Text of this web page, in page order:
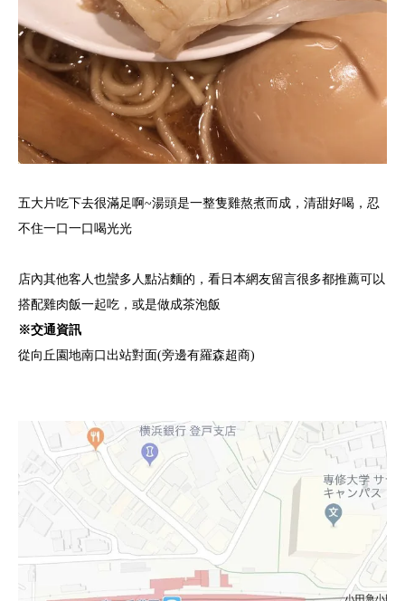
五大片吃下去很滿足啊~湯頭是一整隻雞熬煮而成，清甜好喝，忍
不住一口一口喝光光
店內其他客人也蠻多人點沾麵的，看日本網友留言很多都推薦可以
搭配雞肉飯一起吃，或是做成茶泡飯
※交通資訊
從向丘園地南口出站對面(旁邊有羅森超商)